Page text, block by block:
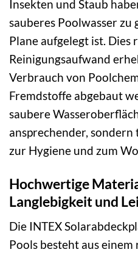
Insekten und Staub
sauberes Poolwasser zu
Plane aufgelegt ist. Dies
Reinigungsaufwand
Verbrauch von
Fremdstoffe abgebaut
saubere
ansprechender,
zur Hygiene und zum
Hochwertige
Langlebigkeit und
Die INTEX
Pools besteht aus